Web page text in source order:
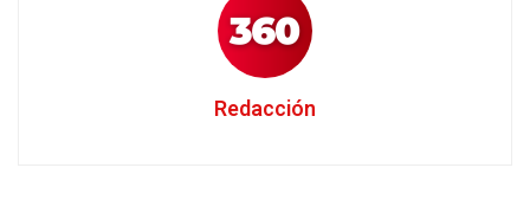
Redacción